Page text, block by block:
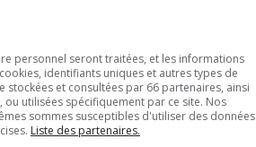
personnel seront traitées, et les informations
identifiants uniques et autres types de
stockées et consultées par 66 partenaires, ainsi
ou utilisées spécifiquement par ce site. Nos
sommes susceptibles d'utiliser des données
Liste des partenaires.